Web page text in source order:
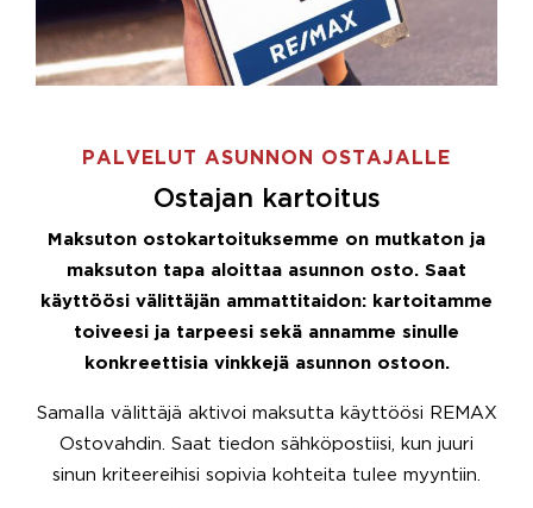
PALVELUT ASUNNON OSTAJALLE
Ostajan kartoitus
Maksuton ostokartoituksemme on mutkaton ja
maksuton tapa aloittaa asunnon osto. Saat
käyttöösi välittäjän ammattitaidon: kartoitamme
toiveesi ja tarpeesi sekä annamme sinulle
konkreettisia vinkkejä asunnon ostoon.
Samalla välittäjä aktivoi maksutta käyttöösi REMAX
Ostovahdin. Saat tiedon sähköpostiisi, kun juuri
sinun kriteereihisi sopivia kohteita tulee myyntiin.